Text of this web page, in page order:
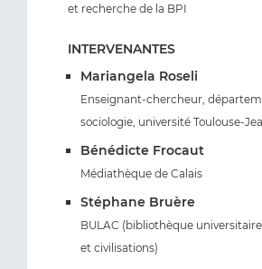
et recherche de la BPI
INTERVENANTES
Mariangela Roseli
Enseignant-chercheur,
sociologie, université Toulouse-
Bénédicte Frocaut
Médiathèque de Calais
Stéphane Bruère
BULAC (bibliothèque
et civilisations)